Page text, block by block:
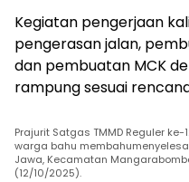
Kegiatan pengerjaan
pengerasan jalan,
dan pembuatan MCK
rampung sesuai
Prajurit Satgas TMMD Reguler
warga bahu
Jawa, Kecamatan
(12/10/2025).